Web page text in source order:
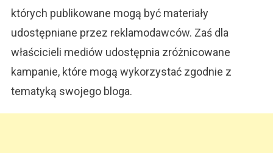
których publikowane mogą być materiały
udostępniane przez reklamodawców. Zaś dla
właścicieli mediów udostępnia zróżnicowane
kampanie, które mogą wykorzystać zgodnie z
tematyką swojego bloga.